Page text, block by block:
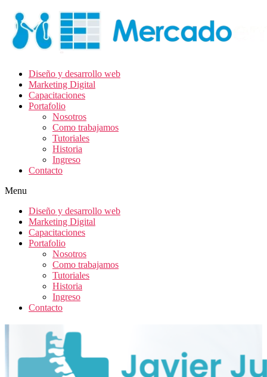
Diseño y desarrollo web
Marketing Digital
Capacitaciones
Portafolio
Nosotros
Como trabajamos
Tutoriales
Historia
Ingreso
Contacto
Menu
Diseño y desarrollo web
Marketing Digital
Capacitaciones
Portafolio
Nosotros
Como trabajamos
Tutoriales
Historia
Ingreso
Contacto